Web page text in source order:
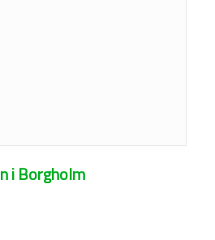
i Borgholm